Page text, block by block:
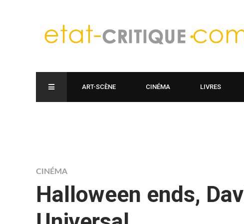
ART-SCÈNE CINÉMA LIVRES
CINÉMA
Halloween ends,